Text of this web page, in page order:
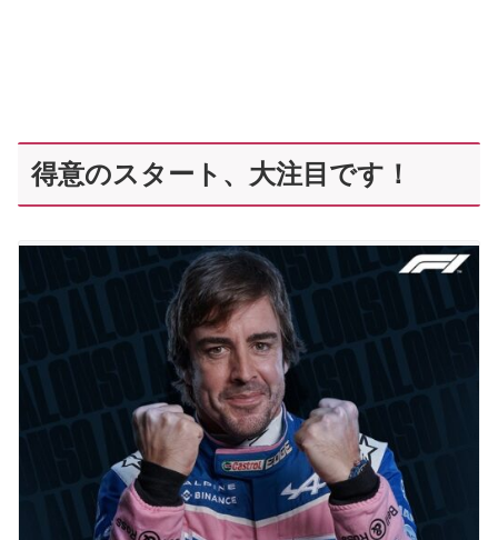
得意のスタート、大注目です！